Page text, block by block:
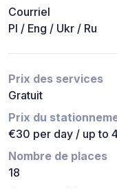
Courriel
Pl / Eng / Ukr / Ru
Prix des services
Gratuit
Prix du
€30 per day / up to
Nombre de places
18